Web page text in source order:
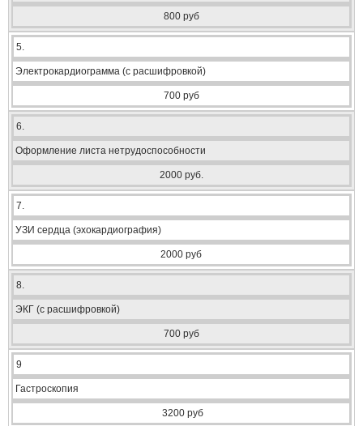
800 руб
5.
Электрокардиограмма (с расшифровкой)
700 руб
6.
Оформление листа нетрудоспособности
2000 руб.
7.
УЗИ сердца (эхокардиография)
2000 руб
8.
ЭКГ (с расшифровкой)
700 руб
9
Гастроскопия
3200 руб